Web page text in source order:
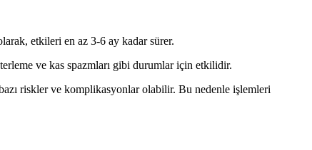
etkileri en az 3-6 ay kadar sürer.
ve kas spazmları gibi durumlar için etkilidir.
riskler ve komplikasyonlar olabilir. Bu nedenle işlemleri